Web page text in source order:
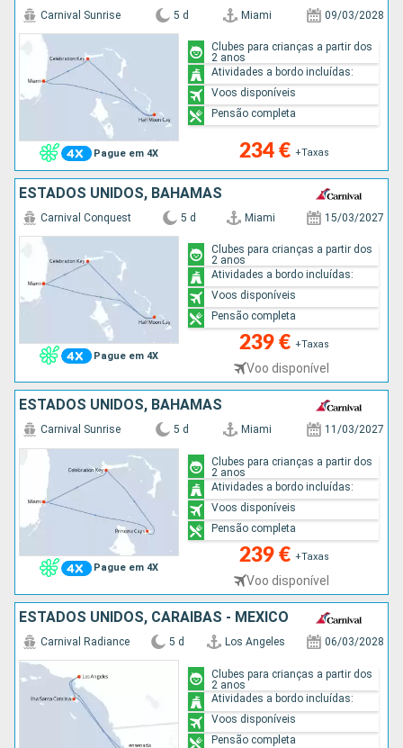
Pague em 4X
Carnival Sunrise 5 d Miami 09/03/2028
234 € +Taxas
Clubes para crianças a partir dos
2 anos
Atividades a bordo incluídas:
Voos disponíveis
Pensão completa
ESTADOS UNIDOS, BAHAMAS
Pague em 4X
Carnival Conquest 5 d Miami 15/03/2027
239 € +Taxas
Voo disponível
Clubes para crianças a partir dos
2 anos
Atividades a bordo incluídas:
Voos disponíveis
Pensão completa
ESTADOS UNIDOS, BAHAMAS
Pague em 4X
Carnival Sunrise 5 d Miami 11/03/2027
239 € +Taxas
Voo disponível
Clubes para crianças a partir dos
2 anos
Atividades a bordo incluídas:
Voos disponíveis
Pensão completa
ESTADOS UNIDOS, CARAIBAS - MEXICO
Carnival Radiance 5 d Los Angeles 06/03/2028
Clubes para crianças a partir dos
2 anos
Atividades a bordo incluídas:
Voos disponíveis
Pensão completa